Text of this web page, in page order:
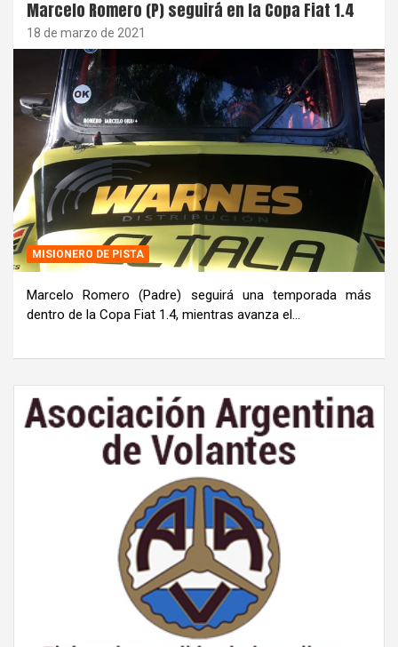
Marcelo Romero (P) seguirá en la Copa Fiat 1.4
18 de marzo de 2021
MISIONERO DE PISTA
Marcelo Romero (Padre) seguirá una temporada más
dentro de la Copa Fiat 1.4, mientras avanza el…